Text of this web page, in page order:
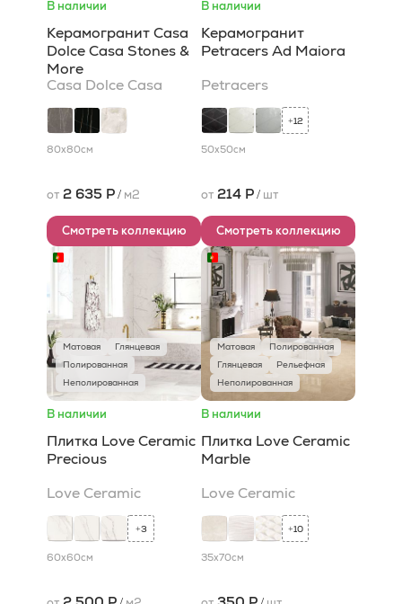
В наличии
Керамогранит Casa
Dolce Casa Stones &
More
Casa Dolce Casa
80x80см
от 2 635 Р/ м2
Смотреть коллекцию
В наличии
Керамогранит
Petracers Ad Maiora
Petracers
+12
50x50см
от 214 Р/ шт
Смотреть коллекцию
Матовая
Глянцевая
Полированная
Неполированная
В наличии
Плитка Love Ceramic
Precious
Love Ceramic
+3
60x60см
Матовая
Полированная
Глянцевая
Рельефная
Неполированная
В наличии
Плитка Love Ceramic
Marble
Love Ceramic
+10
35x70см